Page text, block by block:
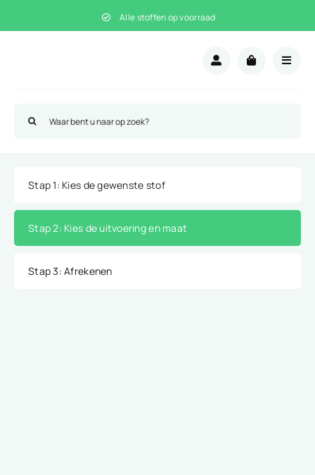
naar
Alle stoffen op voorraad
naar:
Stap 1: Kies de gewenste stof
Stap 2: Kies de uitvoering en maat
Stap 3: Afrekenen